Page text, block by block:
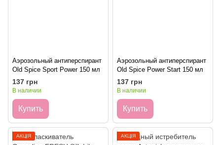
Аэрозольный антиперспирант
Old Spice Sport Power 150 мл
137 грн
В наличии
Купить
Аэрозольный антиперспирант
Old Spice Power Start 150 мл
137 грн
В наличии
Купить
АКЦІЯ АКЦІЯ